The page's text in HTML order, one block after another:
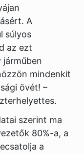
A
súlyos
az ezt
járműben
mindenkit
övét! –
szerint ma
80%-a, a
a